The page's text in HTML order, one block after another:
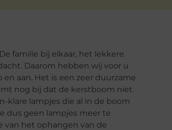
familie bij elkaar, het lekkere
Daarom hebben wij voor u
aan. Het is een zeer duurzame
nog bij dat de kerstboom niet
klare lampjes die al in de boom
dus geen lampjes meer te
van het ophangen van de